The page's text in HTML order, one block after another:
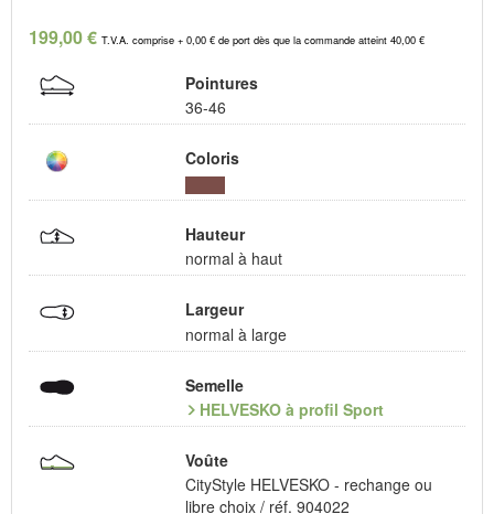
199,00 € T.V.A. comprise + 0,00 € de port dès que la commande atteint 40,00 €
Pointures
36-46
Coloris
Hauteur
normal à haut
Largeur
normal à large
Semelle
HELVESKO à profil Sport
Voûte
CityStyle HELVESKO - rechange ou
libre choix / réf. 904022